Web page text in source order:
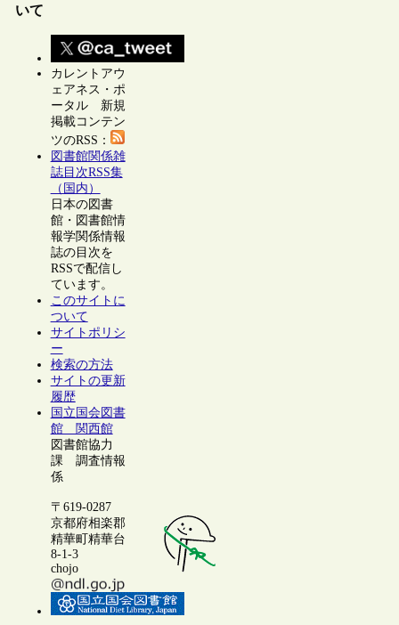
いて
カレントアウ
ェアネス・ポ
ータル 新規
掲載コンテン
ツのRSS：
図書館関係雑
誌目次RSS集
（国内）
日本の図書
館・図書館情
報学関係情報
誌の目次を
RSSで配信し
ています。
このサイトに
ついて
サイトポリシ
ー
検索の方法
サイトの更新
履歴
国立国会図書
館 関西館
図書館協力
課 調査情報
係
〒619-0287
京都府相楽郡
精華町精華台
8-1-3
chojo